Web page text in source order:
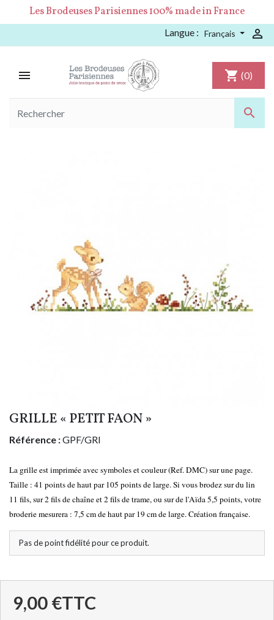
Les Brodeuses Parisiennes 100% made in France
Langue : Français 


shopping_cart (0)
GRILLE « PETIT FAON »
Référence :GPF/GRI
La grille est imprimée avec symboles et couleur (Ref. DMC) sur une page.
Taille : 41 points de haut par 105 points de large. Si vous brodez sur du lin
11 fils, sur 2 fils de chaîne et 2 fils de trame, ou sur de l'Aïda 5,5 points, votre
broderie mesurera : 7,5 cm de haut par 19 cm de large. Création française.
Pas de point fidélité pour ce produit.
9,00 €TTC